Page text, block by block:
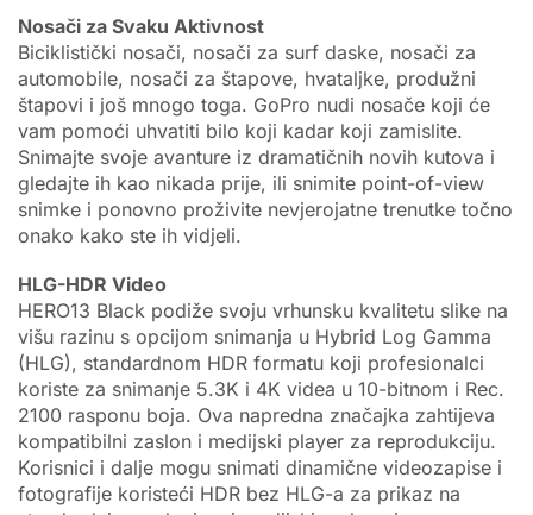
Nosači za Svaku Aktivnost
Biciklistički nosači, nosači za surf daske, nosači za
automobile, nosači za štapove, hvataljke, produžni
štapovi i još mnogo toga. GoPro nudi nosače koji će
vam pomoći uhvatiti bilo koji kadar koji zamislite.
Snimajte svoje avanture iz dramatičnih novih kutova i
gledajte ih kao nikada prije, ili snimite point-of-view
snimke i ponovno proživite nevjerojatne trenutke točno
onako kako ste ih vidjeli.
HLG-HDR Video
HERO13 Black podiže svoju vrhunsku kvalitetu slike na
višu razinu s opcijom snimanja u Hybrid Log Gamma
(HLG), standardnom HDR formatu koji profesionalci
koriste za snimanje 5.3K i 4K videa u 10-bitnom i Rec.
2100 rasponu boja. Ova napredna značajka zahtijeva
kompatibilni zaslon i medijski player za reprodukciju.
Korisnici i dalje mogu snimati dinamične videozapise i
fotografije koristeći HDR bez HLG-a za prikaz na